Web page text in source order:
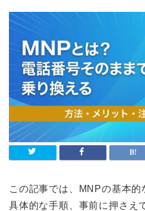
この記事では、MNPの基本的
具体的な手順、事前に押さえ